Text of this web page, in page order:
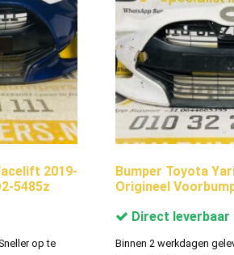
2019-
5485z
op te
Bumper Toyota
Origineel
Direct leverbaar
Binnen 2 werkdagen